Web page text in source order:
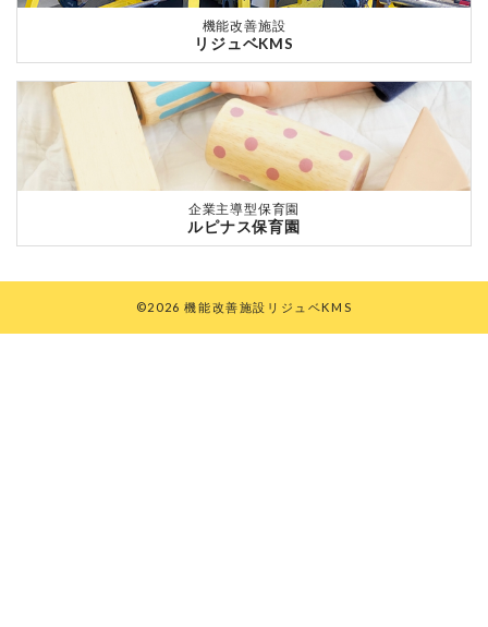
機能改善施設
リジュベKMS
企業主導型保育園
ルピナス保育園
©2026 機能改善施設リジュベKMS